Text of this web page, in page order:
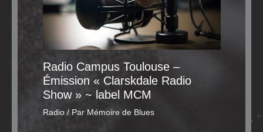
Radio Campus Toulouse –
Émission « Clarskdale Radio
Show » ~ label MCM
Radio/ Par Mémoire de Blues